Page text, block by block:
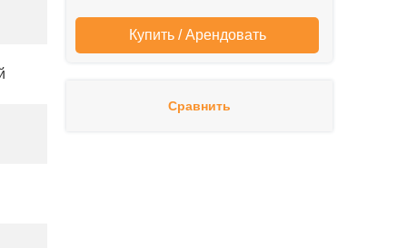
Сравнить